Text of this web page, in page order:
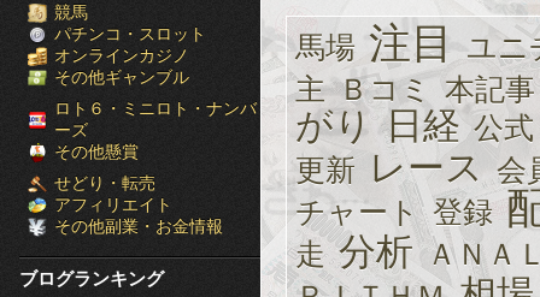
テ
ナ
［ブ
ロ
グ
ラ
競馬
パチンコ・スロット
オンラインカジノ
その他ギャンブル
ロト６・ミニロト・ナンバ
ーズ
その他懸賞
せどり・転売
アフィリエイト
その他副業・お金情報
ブログランキング
馬場 注目
ユニ
主 Ｂコミ 本記事
がり 日経 公式
更新 レース 会
チャート
登録
走 分析
ＡＮＡ